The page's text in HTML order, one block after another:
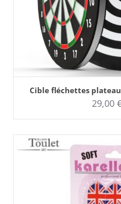
Cible fléchettes
29,00